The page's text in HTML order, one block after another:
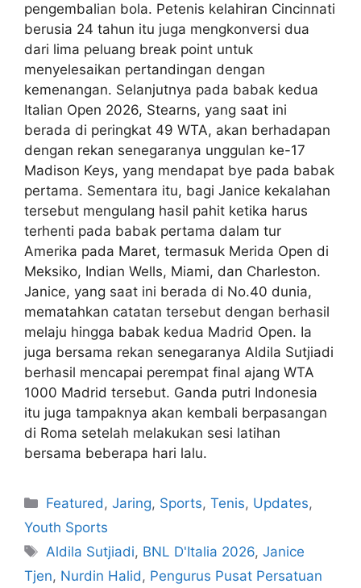
pengembalian bola. Petenis kelahiran Cincinnati
berusia 24 tahun itu juga mengkonversi dua
dari lima peluang break point untuk
menyelesaikan pertandingan dengan
kemenangan. Selanjutnya pada babak kedua
Italian Open 2026, Stearns, yang saat ini
berada di peringkat 49 WTA, akan berhadapan
dengan rekan senegaranya unggulan ke-17
Madison Keys, yang mendapat bye pada babak
pertama. Sementara itu, bagi Janice kekalahan
tersebut mengulang hasil pahit ketika harus
terhenti pada babak pertama dalam tur
Amerika pada Maret, termasuk Merida Open di
Meksiko, Indian Wells, Miami, dan Charleston.
Janice, yang saat ini berada di No.40 dunia,
mematahkan catatan tersebut dengan berhasil
melaju hingga babak kedua Madrid Open. Ia
juga bersama rekan senegaranya Aldila Sutjiadi
berhasil mencapai perempat final ajang WTA
1000 Madrid tersebut. Ganda putri Indonesia
itu juga tampaknya akan kembali berpasangan
di Roma setelah melakukan sesi latihan
bersama beberapa hari lalu.
Featured,Jaring, Sports,Tenis, Updates,
Youth Sports
Aldila Sutjiadi, BNL D'Italia 2026,Janice
Tjen, Nurdin Halid, Pengurus Pusat Persatuan